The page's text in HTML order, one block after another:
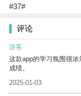
#37#
评论
游客
这款app的学习氛围很
成绩。
2025-01-03